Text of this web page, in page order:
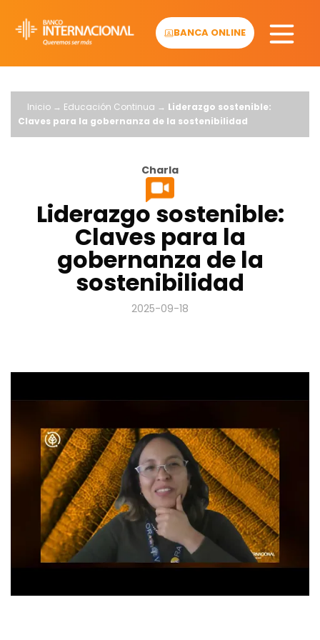
content
BANCA ONLINE
Inicio → Educación Continua → Liderazgo sostenible:
Claves para la gobernanza de la sostenibilidad
Charla
Liderazgo sostenible:
Claves para la
gobernanza de la
sostenibilidad
2025-09-18